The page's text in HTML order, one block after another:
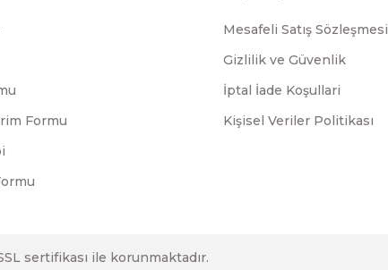
Formu
Mesafeli Satış Sözleşmesi
Gizlilik ve Güvenlik
İptal İade Koşullari
Kişisel Veriler Politikası
sertifikası ile korunmaktadır.